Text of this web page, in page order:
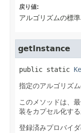
戻り値:
アルゴリズムの標
getInstance
public static
指定のアルゴリズ
このメソッドは、
装をカプセル化す
登録済みプロバイダ